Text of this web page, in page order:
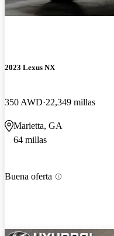
2023 Lexus NX
350 AWD 22,349 millas
Marietta, GA
64 millas
Buena oferta